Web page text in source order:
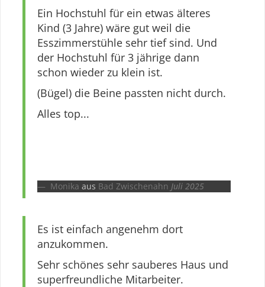
Ein Hochstuhl für ein etwas älteres
Kind (3 Jahre) wäre gut weil die
Esszimmerstühle sehr tief sind. Und
der Hochstuhl für 3 jährige dann
schon wieder zu klein ist.
(Bügel) die Beine passten nicht durch.
Alles top...
Monika aus Bad Zwischenahn Juli 2025
Es ist einfach angenehm dort
anzukommen.
Sehr schönes sehr sauberes Haus und
superfreundliche Mitarbeiter.